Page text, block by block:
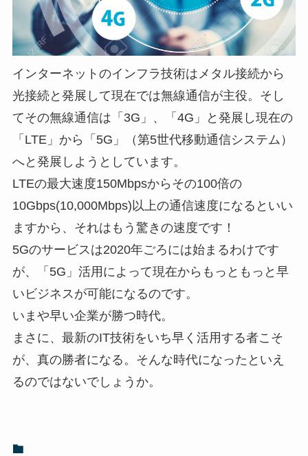
インターネットのインフラ技術はメタル接続から
光接続と発展して現在では無線通信が主役。そし
てその無線通信は「3G」、「4G」と発展し現在の
「LTE」から「5G」（第5世代移動通信システム）
へと発展しようとしています。
LTEの最大速度150Mbpsからその100倍の
10Gbps(10,000Mbps)以上の通信速度になるといい
ますから、それはもう驚きの速度です！
5Gのサービスは2020年ごろには始まるわけです
が、「5G」活用によって現在からもっともっと早
いビジネスが可能になるのです。
いまや早い企業が勝つ時代。
まさに、最新のIT技術をいち早く活用する者こそ
が、真の勝者になる。そんな時代になったといえ
るのではないでしょうか。